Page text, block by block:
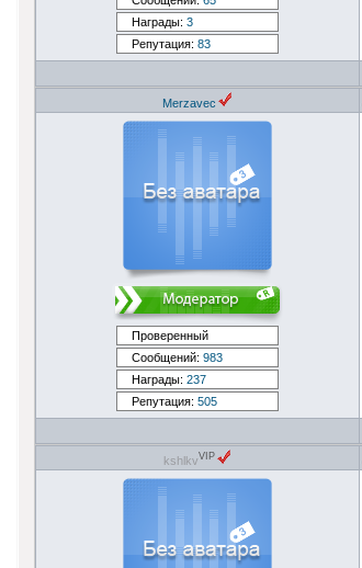
Награды: 3
Репутация: 83
Merzavec
Проверенный
Сообщений: 983
Награды: 237
Репутация: 505
kshlkvVIP